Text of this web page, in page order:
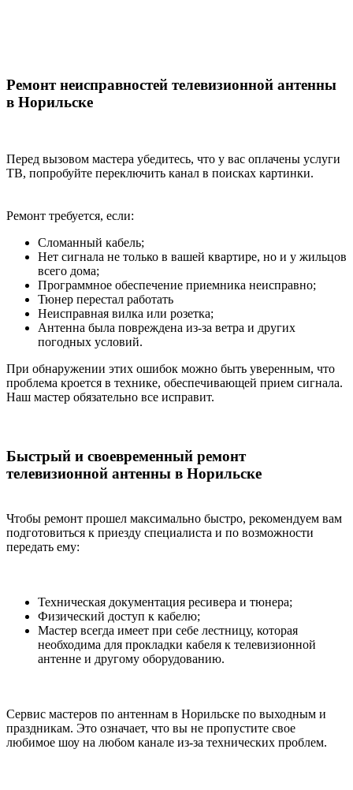
Ремонт неисправностей телевизионной антенны
в Норильске
Перед вызовом мастера убедитесь, что у вас оплачены услуги
ТВ, попробуйте переключить канал в поисках картинки.
Ремонт требуется, если:
Сломанный кабель;
Нет сигнала не только в вашей квартире, но и у жильцов
всего дома;
Программное обеспечение приемника неисправно;
Тюнер перестал работать
Неисправная вилка или розетка;
Антенна была повреждена из-за ветра и других
погодных условий.
При обнаружении этих ошибок можно быть уверенным, что
проблема кроется в технике, обеспечивающей прием сигнала.
Наш мастер обязательно все исправит.
Быстрый и своевременный ремонт
телевизионной антенны в Норильске
Чтобы ремонт прошел максимально быстро, рекомендуем вам
подготовиться к приезду специалиста и по возможности
передать ему:
Техническая документация ресивера и тюнера;
Физический доступ к кабелю;
Мастер всегда имеет при себе лестницу, которая
необходима для прокладки кабеля к телевизионной
антенне и другому оборудованию.
Сервис мастеров по антеннам в Норильске по выходным и
праздникам. Это означает, что вы не пропустите свое
любимое шоу на любом канале из-за технических проблем.